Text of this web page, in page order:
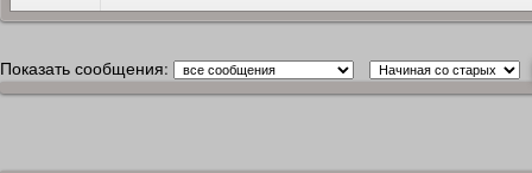
Показать сообщения: